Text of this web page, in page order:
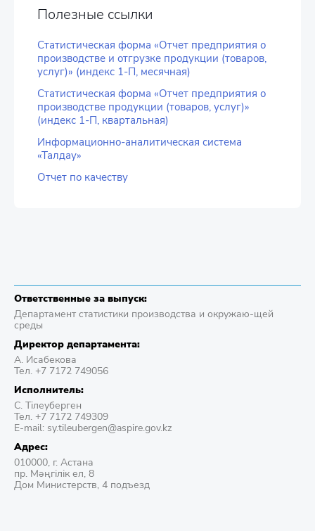
Полезные ссылки
Статистическая форма «Отчет предприятия о
производстве и отгрузке продукции (товаров,
услуг)» (индекс 1-П, месячная)
Статистическая форма «Отчет предприятия о
производстве продукции (товаров, услуг)»
(индекс 1-П, квартальная)
Информационно-аналитическая система
«Талдау»
Отчет по качеству
Ответственные за выпуск:
Департамент статистики производства и окружаю-щей
среды
Директор департамента:
А. Исабекова
Тел. +7 7172 749056
Исполнитель:
С. Тілеуберген
Тел. +7 7172 749309
E-mail: sy.tileubergen@aspire.gov.kz
Адрес:
010000, г. Астана
пр. Мәңгілік ел, 8
Дом Министерств, 4 подъезд